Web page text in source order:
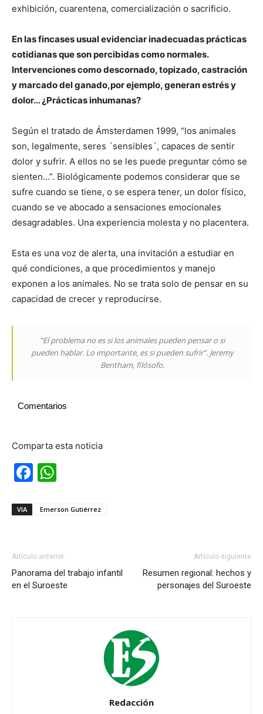
exhibición, cuarentena, comercialización o sacrificio.
En las fincases usual evidenciar inadecuadas prácticas
cotidianas que son percibidas como normales.
Intervenciones como descornado, topizado, castración
y marcado del ganado,por ejemplo, generan estrés y
dolor… ¿Prácticas inhumanas?
Según el tratado de Ámsterdamen 1999, “los animales
son, legalmente, seres ´sensibles´, capaces de sentir
dolor y sufrir. A ellos no se les puede preguntar cómo se
sienten…”. Biológicamente podemos considerar que se
sufre cuando se tiene, o se espera tener, un dolor físico,
cuando se ve abocado a sensaciones emocionales
desagradables. Una experiencia molesta y no placentera.
Esta es una voz de alerta, una invitación a estudiar en
qué condiciones, a que procedimientos y manejo
exponen a los animales. No se trata solo de pensar en su
capacidad de crecer y reproducirse.
“El problema no es si los animales pueden pensar o si
pueden hablar. Lo importante, es si pueden sufrir”. Jeremy
Bentham, filósofo.
Comentarios
Comparta esta noticia
Facebook
VIA Emerson Gutiérrez
Artículo anterior
Panorama del trabajo infantil
en el Suroeste
Artículo siguiente
Resumen regional: hechos y
personajes del Suroeste
Redacción